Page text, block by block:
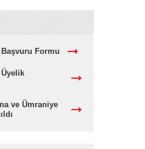
Formu
ve Ümraniye